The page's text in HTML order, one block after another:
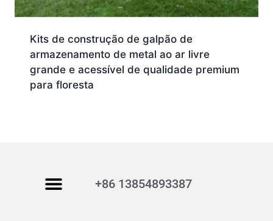
Kits de construção de galpão de
armazenamento de metal ao ar livre
grande e acessível de qualidade premium
para floresta
+86 13854893387